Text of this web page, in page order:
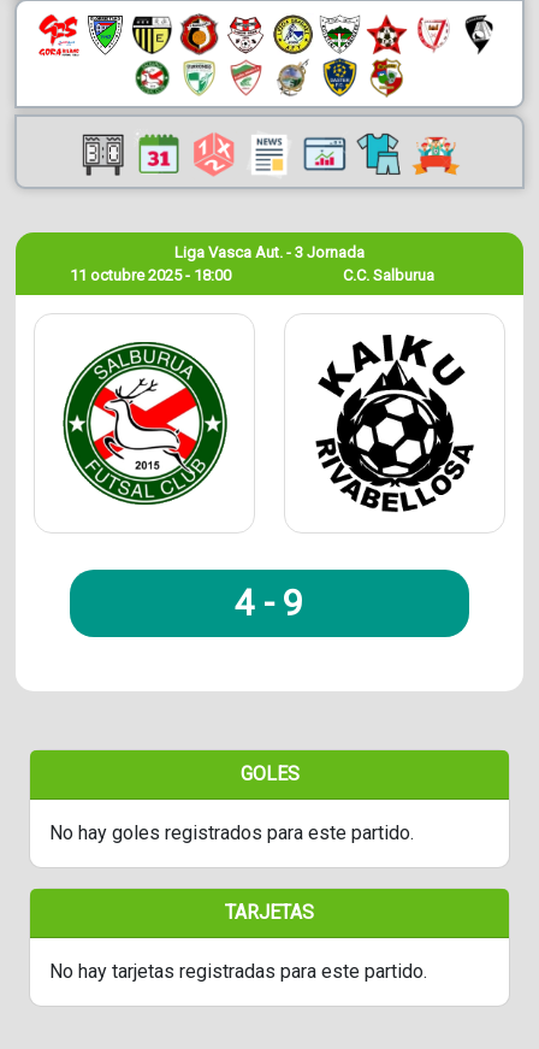
11 octubre 2025 - 18:00
Liga Vasca Aut. - 3 Jornada
C.C. Salburua
4 - 9
GOLES
No hay goles registrados para este partido.
TARJETAS
No hay tarjetas registradas para este partido.